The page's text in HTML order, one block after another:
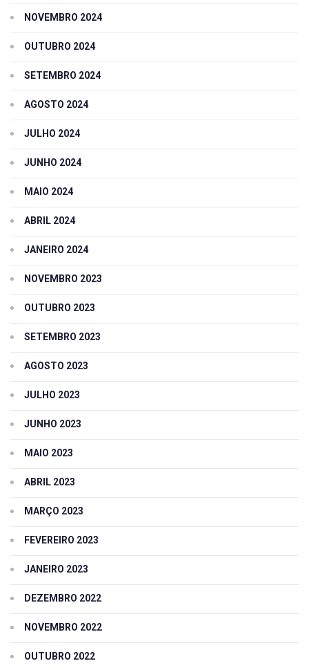
NOVEMBRO 2024
OUTUBRO 2024
SETEMBRO 2024
AGOSTO 2024
JULHO 2024
JUNHO 2024
MAIO 2024
ABRIL 2024
JANEIRO 2024
NOVEMBRO 2023
OUTUBRO 2023
SETEMBRO 2023
AGOSTO 2023
JULHO 2023
JUNHO 2023
MAIO 2023
ABRIL 2023
MARÇO 2023
FEVEREIRO 2023
JANEIRO 2023
DEZEMBRO 2022
NOVEMBRO 2022
OUTUBRO 2022